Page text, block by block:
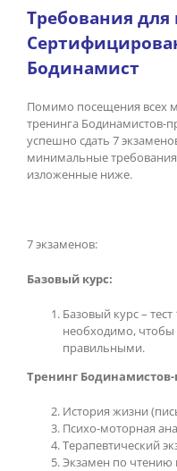
Требования
Бодинамист
Помимо посещения всех
тренинга Бодинамистов-
успешно сдать 7
минимальные
изложенные ниже.
7 экзаменов:
Базовый курс:
Базовый курс –
необходимо, чтобы
правильными.
Тренинг Бодинамистов-
История жизни
Психо-моторная
Терапевтический
Экзамен по чтению